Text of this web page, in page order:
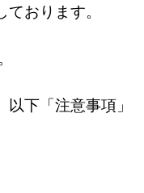
おります。
下「注意事項」